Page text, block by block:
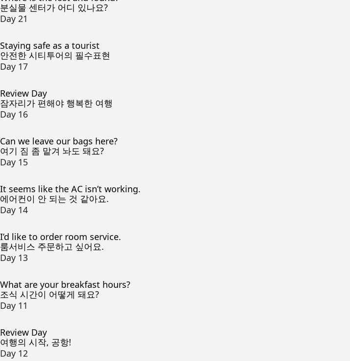
분실물 센터가 어디 있나요?
Day 21
Staying safe as a tourist
안전한 시티투어의 필수표현
Day 17
Review Day
잠자리가 편해야 행복한 여행
Day 16
Can we leave our bags here?
여기 짐 좀 맡겨 놔도 돼요?
Day 15
It seems like the AC isn’t working.
에어컨이 안 되는 것 같아요.
Day 14
I’d like to order room service.
룸서비스 주문하고 싶어요.
Day 13
What are your breakfast hours?
조식 시간이 어떻게 돼요?
Day 11
Review Day
여행의 시작, 공항!
Day 12